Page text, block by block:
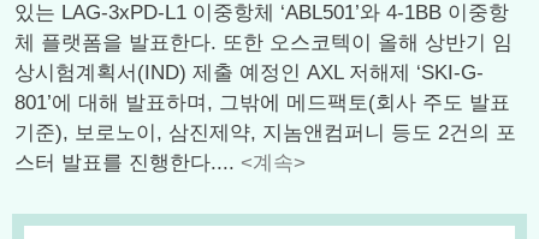
있는 LAG-3xPD-L1 이중항체 ‘ABL501’와 4-1BB 이중항
체 플랫폼을 발표한다. 또한 오스코텍이 올해 상반기 임
상시험계획서(IND) 제출 예정인 AXL 저해제 ‘SKI-G-
801’에 대해 발표하며, 그밖에 메드팩토(회사 주도 발표
기준), 보로노이, 삼진제약, 지놈앤컴퍼니 등도 2건의 포
스터 발표를 진행한다.... <계속>